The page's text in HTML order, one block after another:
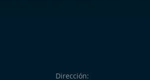
Dirección: